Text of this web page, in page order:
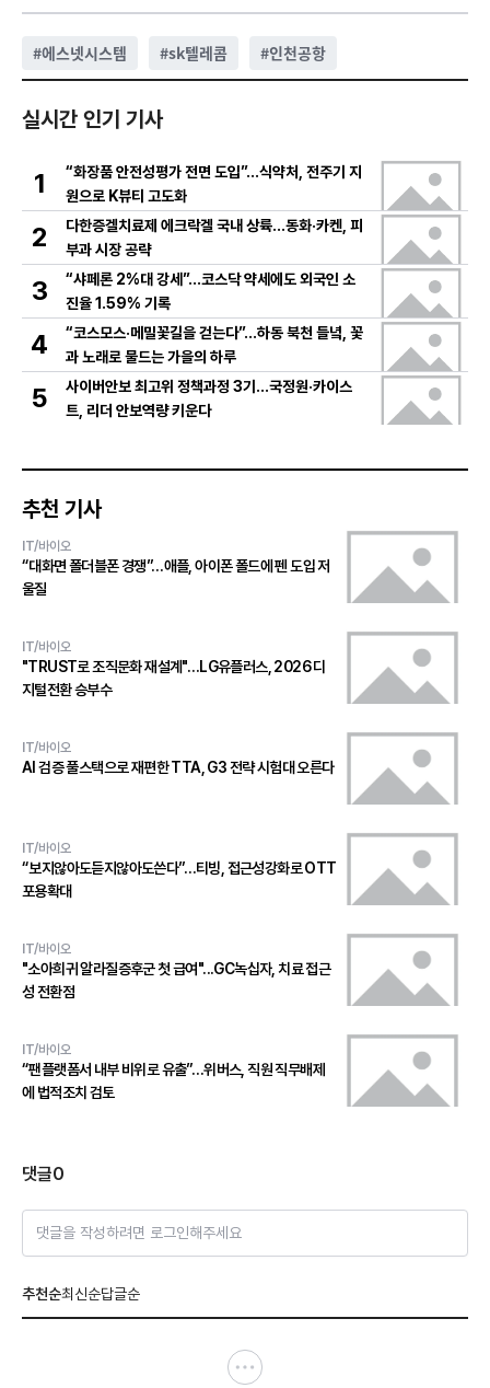
#에스넷시스템 #sk텔레콤 #인천공항
실시간 인기 기사
1
“화장품 안전성평가 전면 도입”…식약처, 전주기 지
원으로 K뷰티 고도화
2
다한증겔치료제 에크락겔 국내 상륙…동화·카켄, 피
부과 시장 공략
3
“샤페론 2%대 강세”…코스닥 약세에도 외국인 소
진율 1.59% 기록
4
“코스모스·메밀꽃길을 걷는다”…하동 북천 들녘, 꽃
과 노래로 물드는 가을의 하루
5
사이버안보 최고위 정책과정 3기…국정원·카이스
트, 리더 안보역량 키운다
추천 기사
IT/바이오
“대화면 폴더블폰 경쟁”…애플, 아이폰 폴드에 펜 도입 저
울질
IT/바이오
"TRUST로 조직문화 재설계"…LG유플러스, 2026 디
지털전환 승부수
IT/바이오
AI 검증 풀스택으로 재편한 TTA, G3 전략 시험대 오른다
IT/바이오
“보지않아도듣지않아도쓴다”…티빙, 접근성강화로 OTT
포용확대
IT/바이오
"소아희귀 알라질증후군 첫 급여"...GC녹십자, 치료 접근
성 전환점
IT/바이오
“팬플랫폼서 내부 비위로 유출”…위버스, 직원 직무배제
에 법적조치 검토
댓글0
댓글을 작성하려면 로그인해주세요
추천순최신순답글순